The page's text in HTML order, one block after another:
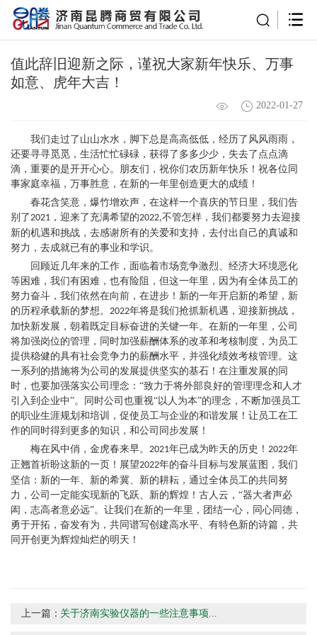
值此辞旧迎新之际，谨祝大家新年快乐、万事
如意、虎年大吉！
2022-01-27
我们走过了山山水水，脚下总是高高低低，经历了风风雨雨，
还要寻寻觅觅，生活忙忙碌碌，获得了多多少少，失去了点点滴
滴，重要的是开开心心。朋友们，祝你们农历新年快乐！祝各位同
事家庭幸福，万事胜意，在新的一年里创造更大的成绩 ！
春花含笑意，爆竹增欢声，在这样一个喜庆的节日里，我们告
别了2021 ，迎来了充满希望的2022,不管怎样，我们都要努力去迎接
新的机遇和挑战，去感谢所有的关爱和支持，去付出自己的真诚和
努力，去成就已有的事业和学识。
回顾近几年来的工作，面临着市场竞争激烈、经济大环境恶化
等困难，我们有困难，也有险阻，但这一年里，因为有全体员工的
努力奋斗，我们依然在向前，在进步！新的一年开启新的希望，新
的历程承载新的梦想。 2022年将是我们抢抓新机遇，迎接新挑战，
加快新发展，朝着既定目标奋进的关键一年。在新的一年里，公司
将加强岗位的管理，同时加强薪酬体系的改革和考核制度，为员工
提供稳健的具有社会竞争力的薪酬水平，并强化绩效考核管理。这
一系列的措施将为公司的发展提供坚实的基石！在注重发展的同
时，也要加强落实公司理念： “致力于将外部 良好的管理理念和人才
引入到企业中”。同时公司也重视“以人为本”的理念，不断加强员工
的职业生涯规划和培训，促使员工与企业的和谐发展！让员工在工
作的同时得到更多的知识，和公司同步发展！
梅在风中俏，金虎春来早。 2021年已成为昨天的历史！ 2022年
正翘首祈盼这新的一页！展望2022年的奋斗目标与发展蓝图，我们
坚信：新的一年、新的希冀、新的耕耘，通过全体员工的共同努
力，公司一定能实现新的飞跃、新的辉煌！古人云， “器大者声必
闳，志高者意必远”。让我们在新的一年里，团结一心，同心同德，
勇于开拓，奋发有为，共同谱写创建高水平、有特色新的诗篇，共
同开创更为辉煌灿烂的明天！
上一篇： 关于济南实验仪器的一些注意事项...